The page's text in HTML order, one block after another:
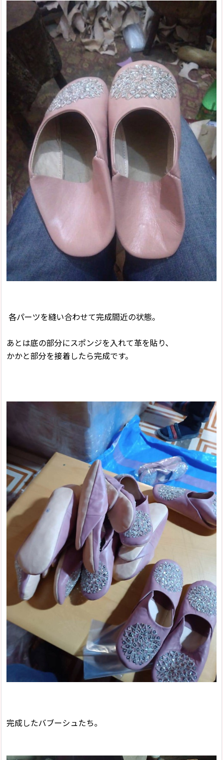
各パーツを縫い合わせて完成間近の状態。
あとは底の部分にスポンジを入れて革を貼り、
かかと部分を接着したら完成です。
完成したバブーシュたち。